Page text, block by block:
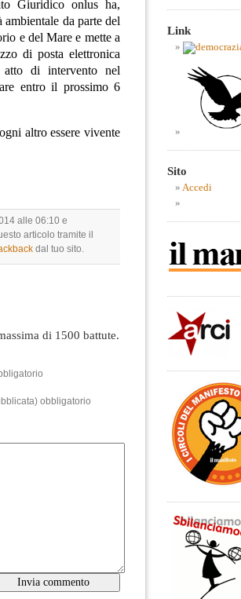
Giuridico onlus ha,
da parte del
e del Mare e mette a
di posta elettronica
di intervento nel
entro il prossimo 6
altro essere vivente
alle 06:10 e
articolo tramite il
dal tuo sito.
di 1500 battute.
obbligatorio
Link
Sito
Accedi